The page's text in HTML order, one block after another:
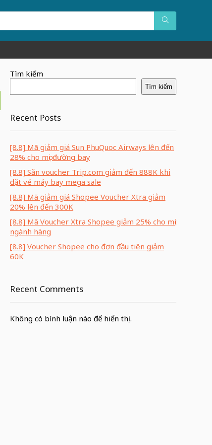
Tìm kiếm
Tìm kiếm
Recent Posts
[8.8] Mã giảm giá Sun PhuQuoc Airways lên đến
28% cho mọi đường bay
[8.8] Săn voucher Trip.com giảm đến 888K khi
đặt vé máy bay mega sale
[8.8] Mã giảm giá Shopee Voucher Xtra giảm
20% lên đến 300K
[8.8] Mã Voucher Xtra Shopee giảm 25% cho mọi
ngành hàng
[8.8] Voucher Shopee cho đơn đầu tiên giảm
60K
Recent Comments
Không có bình luận nào để hiển thị.